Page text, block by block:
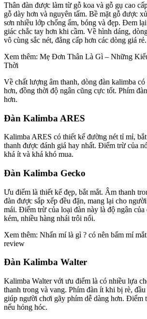
Thân đàn được làm từ gỗ koa và gỗ gụ cao
gỗ dày hơn và nguyên tấm. Bề mặt gỗ được
sơn nhiều lớp chống ẩm, bóng và đẹp. Đem
giác chắc tay hơn khi cầm. Về hình dáng,
vô cùng sắc nét, đẳng cấp hơn các dòng giá rẻ.
Xem thêm: Mẹ Đơn Thân Là Gì – Những
Thời
Về chất lượng âm thanh, dòng đàn kalimba
hơn, đồng thời độ ngân cũng cực tốt. Phím
hơn.
Đàn Kalimba ARES
Kalimba ARES có thiết kế đường nét tỉ mỉ,
thanh được đánh giá hay nhất. Điểm trừ của
khá ít và khá khó mua.
Đàn Kalimba Gecko
Ưu điểm là thiết kế đẹp, bắt mắt. Âm thanh
đàn được sắp xếp đều đặn, mang lại cho
mái. Điểm trừ của loại đàn này là độ ngân của
kém, nhiều hàng nhái trôi nổi.
Xem thêm: Nhấn mí là gì ? có nên bấm mí
review
Đàn Kalimba Walter
Kalimba Walter với ưu điểm là có nhiều lựa
thanh trong và vang. Phím đàn ít khi bị rè,
giúp người chơi gãy phím dễ dàng hơn. Điểm
nếu hỏng hóc.